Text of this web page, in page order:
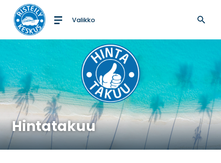
Etusivulle
Valikko
Hintatakuu